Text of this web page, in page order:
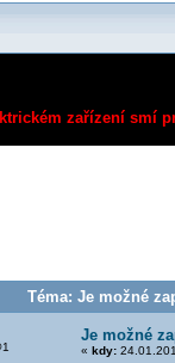
zařízení smí
Téma: Je možné
Je možné
« kdy: